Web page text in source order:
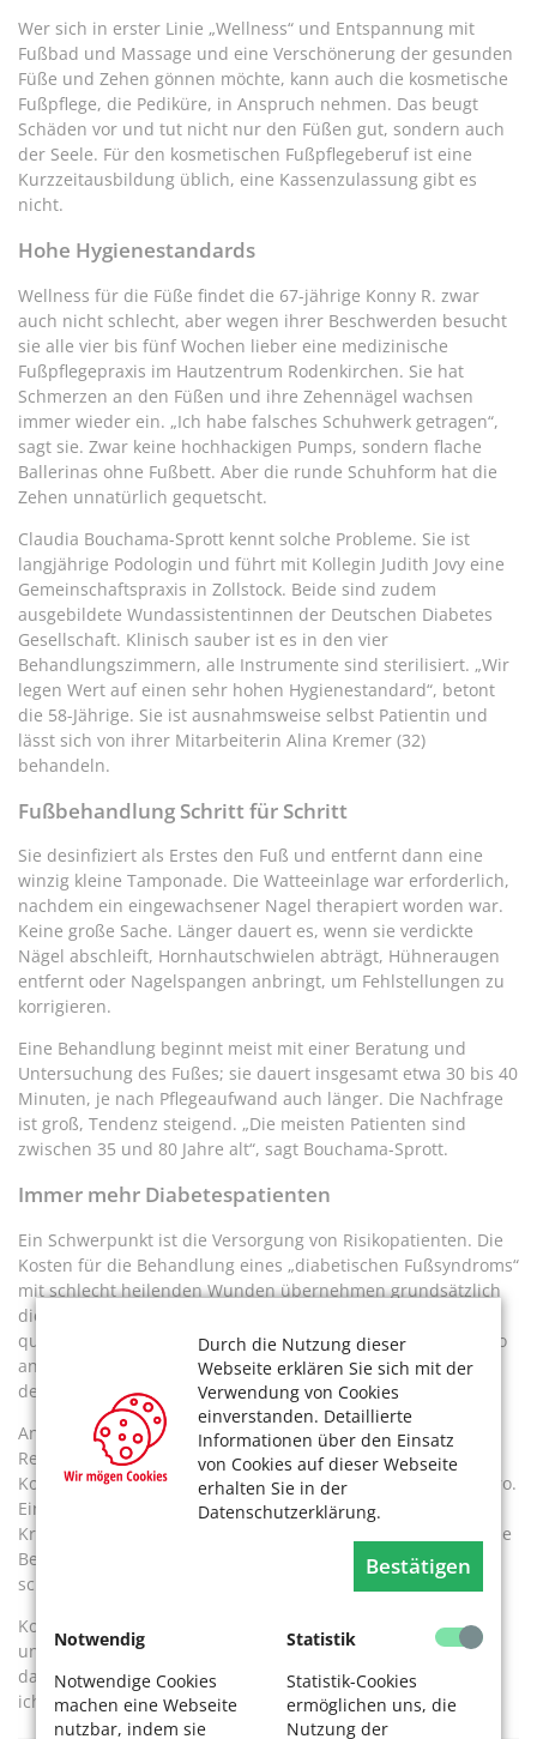
Durch die Nutzung dieser
Webseite erklären Sie sich mit der
Verwendung von Cookies
einverstanden. Detaillierte
Informationen über den Einsatz
von Cookies auf dieser Webseite
erhalten Sie in der
Datenschutzerklärung.
Bestätigen
Notwendig
Notwendige Cookies
machen eine Webseite
nutzbar, indem sie
Statistik
Statistik-Cookies
ermöglichen uns, die
Nutzung der
Wer sich in erster Linie „Wellness“ und Entspannung mit
Fußbad und Massage und eine Verschönerung der gesunden
Füße und Zehen gönnen möchte, kann auch die kosmetische
Fußpflege, die Pediküre, in Anspruch nehmen. Das beugt
Schäden vor und tut nicht nur den Füßen gut, sondern auch
der Seele. Für den kosmetischen Fußpflegeberuf ist eine
Kurzzeitausbildung üblich, eine Kassenzulassung gibt es
nicht.
Hohe Hygienestandards
Wellness für die Füße findet die 67-jährige Konny R. zwar
auch nicht schlecht, aber wegen ihrer Beschwerden besucht
sie alle vier bis fünf Wochen lieber eine medizinische
Fußpflegepraxis im Hautzentrum Rodenkirchen. Sie hat
Schmerzen an den Füßen und ihre Zehennägel wachsen
immer wieder ein. „Ich habe falsches Schuhwerk getragen“,
sagt sie. Zwar keine hochhackigen Pumps, sondern flache
Ballerinas ohne Fußbett. Aber die runde Schuhform hat die
Zehen unnatürlich gequetscht.
Claudia Bouchama-Sprott kennt solche Probleme. Sie ist
langjährige Podologin und führt mit Kollegin Judith Jovy eine
Gemeinschaftspraxis in Zollstock. Beide sind zudem
ausgebildete Wundassistentinnen der Deutschen Diabetes
Gesellschaft. Klinisch sauber ist es in den vier
Behandlungszimmern, alle Instrumente sind sterilisiert. „Wir
legen Wert auf einen sehr hohen Hygienestandard“, betont
die 58-Jährige. Sie ist ausnahmsweise selbst Patientin und
lässt sich von ihrer Mitarbeiterin Alina Kremer (32)
behandeln.
Fußbehandlung Schritt für Schritt
Sie desinfiziert als Erstes den Fuß und entfernt dann eine
winzig kleine Tamponade. Die Watteeinlage war erforderlich,
nachdem ein eingewachsener Nagel therapiert worden war.
Keine große Sache. Länger dauert es, wenn sie verdickte
Nägel abschleift, Hornhautschwielen abträgt, Hühneraugen
entfernt oder Nagelspangen anbringt, um Fehlstellungen zu
korrigieren.
Eine Behandlung beginnt meist mit einer Beratung und
Untersuchung des Fußes; sie dauert insgesamt etwa 30 bis 40
Minuten, je nach Pflegeaufwand auch länger. Die Nachfrage
ist groß, Tendenz steigend. „Die meisten Patienten sind
zwischen 35 und 80 Jahre alt“, sagt Bouchama-Sprott.
Immer mehr Diabetespatienten
Ein Schwerpunkt ist die Versorgung von Risikopatienten. Die
Kosten für die Behandlung eines „diabetischen Fußsyndroms“
mit schlecht heilenden Wunden übernehmen grundsätzlich
die Krankenkassen. Ebenso für Patienten, die
querschnittsgelähmt sind oder an Neuropathien leiden, also
an Nervenschädigungen, die einhergehen mit Kribbeln an
den Füßen bis hin zu „brennenden“ Schmerzen.
Andere podologische Behandlungskosten trägt man in der
Regel selbst. Sie hängen vom jeweiligen Aufwand ab. Eine
Komplexbehandlung ohne Verordnung liegt bei rund 50 Euro.
Eine Abklärung vorab mit der jeweiligen Praxis und der
Krankenkasse empfiehlt sich. Ob Wellness oder medizinische
Behandlung, es lohnt, den Füßen mehr Beachtung zu
schenken, damit sie uns gut durchs Leben tragen.
Konny R. hat jedenfalls aus ihren „Jugendsünden“ gelernt
und trägt jetzt bequemes Schuhwerk. Und sie ist dankbar,
dass es die podologische Behandlung gibt. „Hinterher fühle
ich mich immer wohl an den Füßen“, sagt sie.